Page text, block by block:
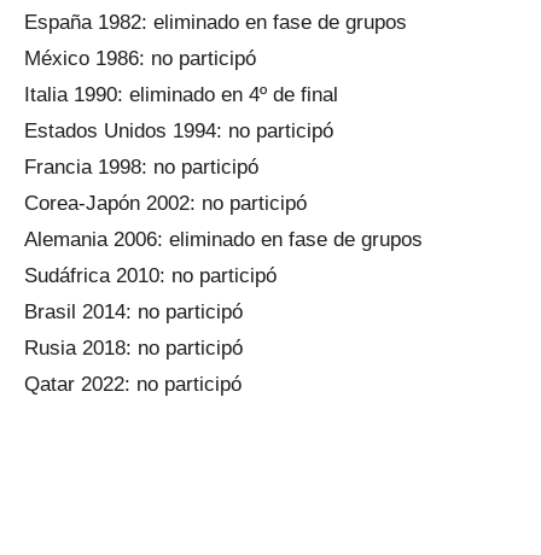
España 1982: eliminado en fase de grupos
México 1986: no participó
Italia 1990: eliminado en 4º de final
Estados Unidos 1994: no participó
Francia 1998: no participó
Corea-Japón 2002: no participó
Alemania 2006: eliminado en fase de grupos
Sudáfrica 2010: no participó
Brasil 2014: no participó
Rusia 2018: no participó
Qatar 2022: no participó